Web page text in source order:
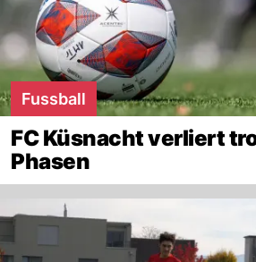
Fussball
FC Küsnacht verliert
Phasen